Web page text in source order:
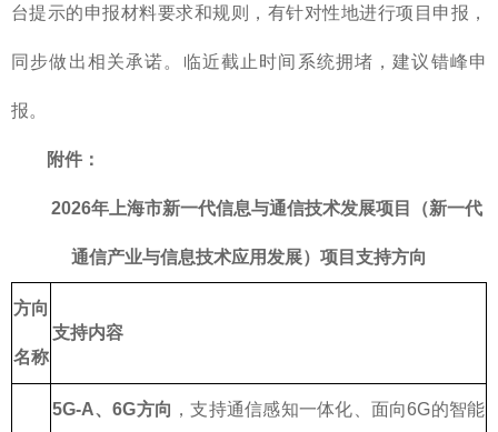
台提示的申报材料要求和规则，有针对性地进行项目申报，
同步做出相关承诺。临近截止时间系统拥堵，建议错峰申
报。
附件：
2026年上海市新一代信息与通信技术发展项目（新一代
通信产业与信息技术应用发展） 项目支持方向
方向
名称
支持内容
5G-A、6G方向 ，支持通信感知一体化、面向6G的智能